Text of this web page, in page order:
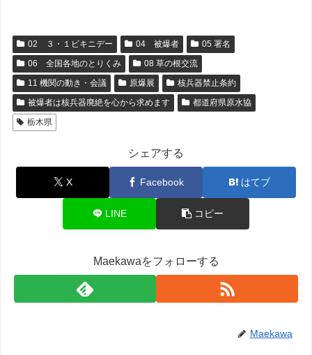
02 ３・１ビキニデー 04 被爆者
05 署名
06 全国各地のとりくみ
08 草の根交流
11 機関の動き・会議
原爆展
核兵器禁止条約
被爆者は核兵器廃絶を心から求めます
都道府県原水協
栃木県
シェアする
X Facebook はてブ
LINE コピー
Maekawaをフォローする
Maekawa